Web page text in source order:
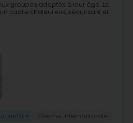
groupes adaptés à leur âge :Le
cadre chaleureux, sécurisant et